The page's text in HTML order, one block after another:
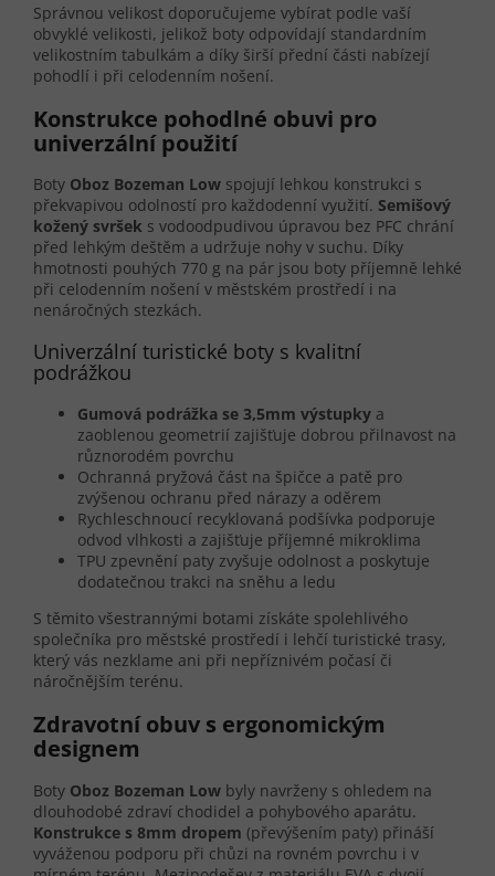
Správnou velikost doporučujeme vybírat podle vaší
obvyklé velikosti, jelikož boty odpovídají standardním
velikostním tabulkám a díky širší přední části nabízejí
pohodlí i při celodenním nošení.
Konstrukce pohodlné obuvi pro
univerzální použití
Boty Oboz Bozeman Low spojují lehkou konstrukci s
překvapivou odolností pro každodenní využití. Semišový
kožený svršek s vodoodpudivou úpravou bez PFC chrání
před lehkým deštěm a udržuje nohy v suchu. Díky
hmotnosti pouhých 770 g na pár jsou boty příjemně lehké
při celodenním nošení v městském prostředí i na
nenáročných stezkách.
Univerzální turistické boty s kvalitní
podrážkou
Gumová podrážka se 3,5mm výstupky a
zaoblenou geometrií zajišťuje dobrou přilnavost na
různorodém povrchu
Ochranná pryžová část na špičce a patě pro
zvýšenou ochranu před nárazy a oděrem
Rychleschnoucí recyklovaná podšívka podporuje
odvod vlhkosti a zajišťuje příjemné mikroklima
TPU zpevnění paty zvyšuje odolnost a poskytuje
dodatečnou trakci na sněhu a ledu
S těmito všestrannými botami získáte spolehlivého
společníka pro městské prostředí i lehčí turistické trasy,
který vás nezklame ani při nepříznivém počasí či
náročnějším terénu.
Zdravotní obuv s ergonomickým
designem
Boty Oboz Bozeman Low byly navrženy s ohledem na
dlouhodobé zdraví chodidel a pohybového aparátu.
Konstrukce s 8mm dropem (převýšením paty) přináší
vyváženou podporu při chůzi na rovném povrchu i v